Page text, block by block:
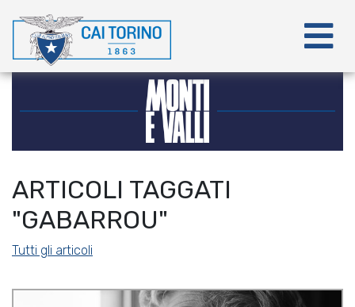
ARTICOLI TAGGATI
"GABARROU"
Tutti gli articoli